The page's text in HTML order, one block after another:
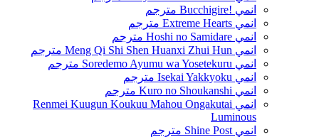
انمي !Bucchigire مترجم
انمي Extreme Hearts مترجم
انمي Hoshi no Samidare مترجم
انمي Meng Qi Shi Shen Huanxi Zhui Hun مترجم
انمي Soredemo Ayumu wa Yosetekuru مترجم
انمي Isekai Yakkyoku مترجم
انمي Kuro no Shoukanshi مترجم
انمي Renmei Kuugun Koukuu Mahou Ongakutai
Luminous
انمي Shine Post مترجم